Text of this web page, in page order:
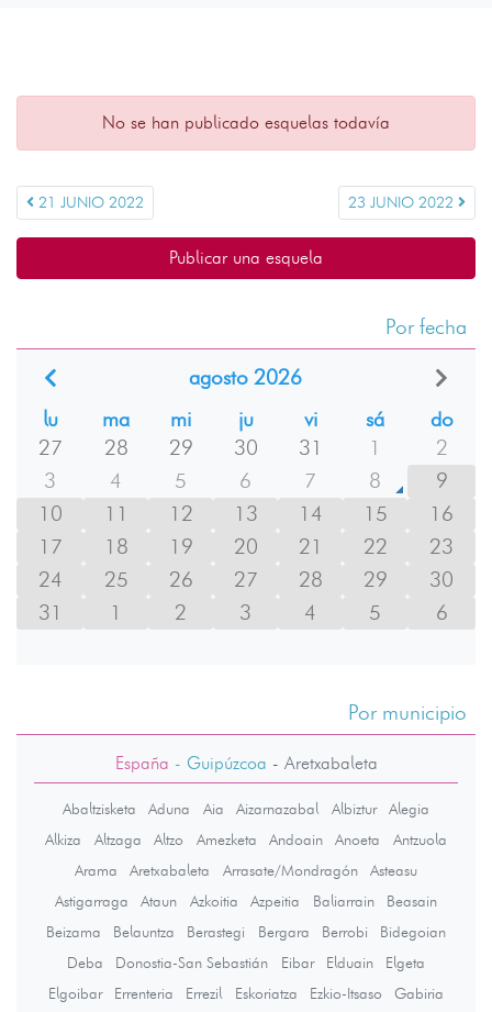
No se han publicado esquelas todavía
21 JUNIO 2022 23 JUNIO 2022
Publicar una esquela
Por fecha
agosto 2026
lu
ma mi ju vi sá
do
27
28 29 30 31 1
2
3
4 5 6 7 8
9
10
11 12 13 14 15
16
17
18 19 20 21 22
23
24
25 26 27 28 29
30
31
1 2 3 4 5 6
Por municipio
España - Guipúzcoa - Aretxabaleta
Abaltzisketa Aduna Aia Aizarnazabal Albiztur
Alegia
Alkiza
Altzaga Altzo Amezketa Andoain Anoeta
Antzuola
Arama
Aretxabaleta Arrasate/Mondragón
Asteasu
Astigarraga
Ataun Azkoitia Azpeitia Baliarrain
Beasain
Beizama
Belauntza Berastegi Bergara Berrobi
Bidegoian
Deba
Donostia-San Sebastián Eibar Elduain
Elgeta
Elgoibar
Errenteria Errezil Eskoriatza Ezkio-Itsaso
Gabiria